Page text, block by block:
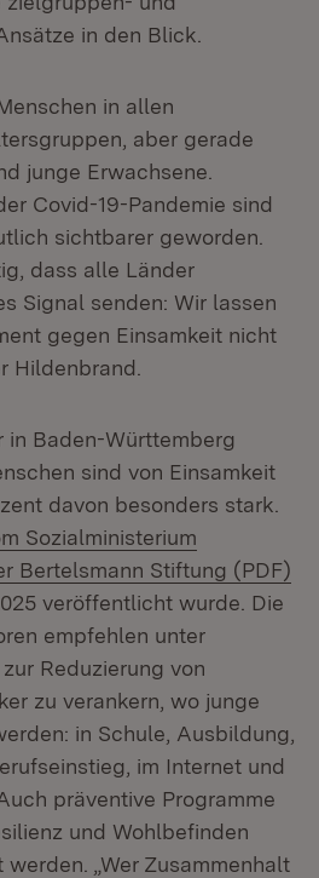
in den Blick.
in allen
aber gerade
junge Erwachsene.
Covid-19-Pandemie sind
sichtbarer geworden.
dass alle Länder
Signal senden: Wir lassen
gegen Einsamkeit nicht
Hildenbrand.
in Baden-Württemberg
sind von Einsamkeit
davon besonders stark.
Sozialministerium
Bertelsmann Stiftung (PDF)
veröffentlicht wurde. Die
empfehlen unter
Reduzierung von
zu verankern, wo junge
in Schule, Ausbildung,
im Internet und
präventive Programme
und Wohlbefinden
„Wer Zusammenhalt